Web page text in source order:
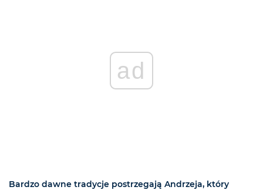
ad
Bardzo dawne tradycje postrzegają Andrzeja, który